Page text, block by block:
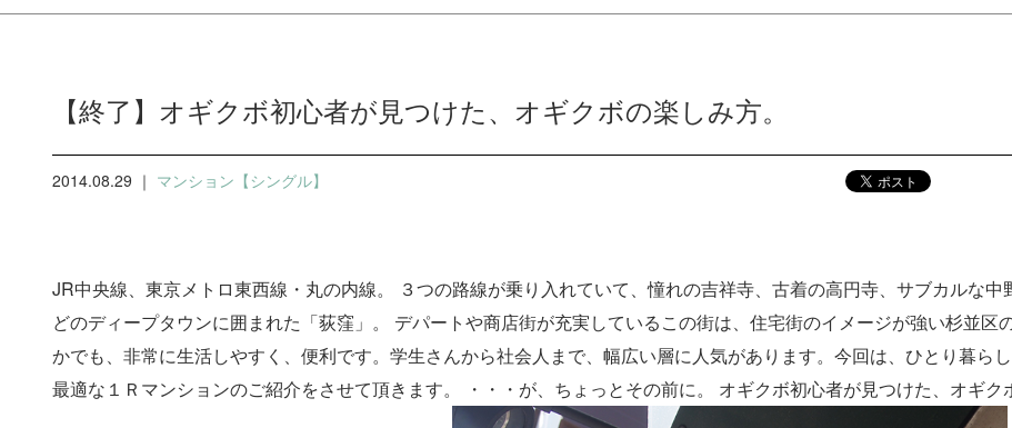
【終了】オギクボ初心者が見つけた、オギクボの楽しみ方。
2014.08.29 ｜ マンション【シングル】
JR中央線、東京メトロ東西線・丸の内線。 ３つの路線が乗り入れていて、憧れの吉祥寺、古着の高円寺、サブカルな中
どのディープタウンに囲まれた「荻窪」。 デパートや商店街が充実しているこの街は、住宅街のイメージが強い杉並区
かでも、非常に生活しやすく、便利です。学生さんから社会人まで、幅広い層に人気があります。今回は、ひとり暮ら
最適な１Ｒマンションのご紹介をさせて頂きます。 ・・・が、ちょっとその前に。 オギクボ初心者が見つけた、オギク